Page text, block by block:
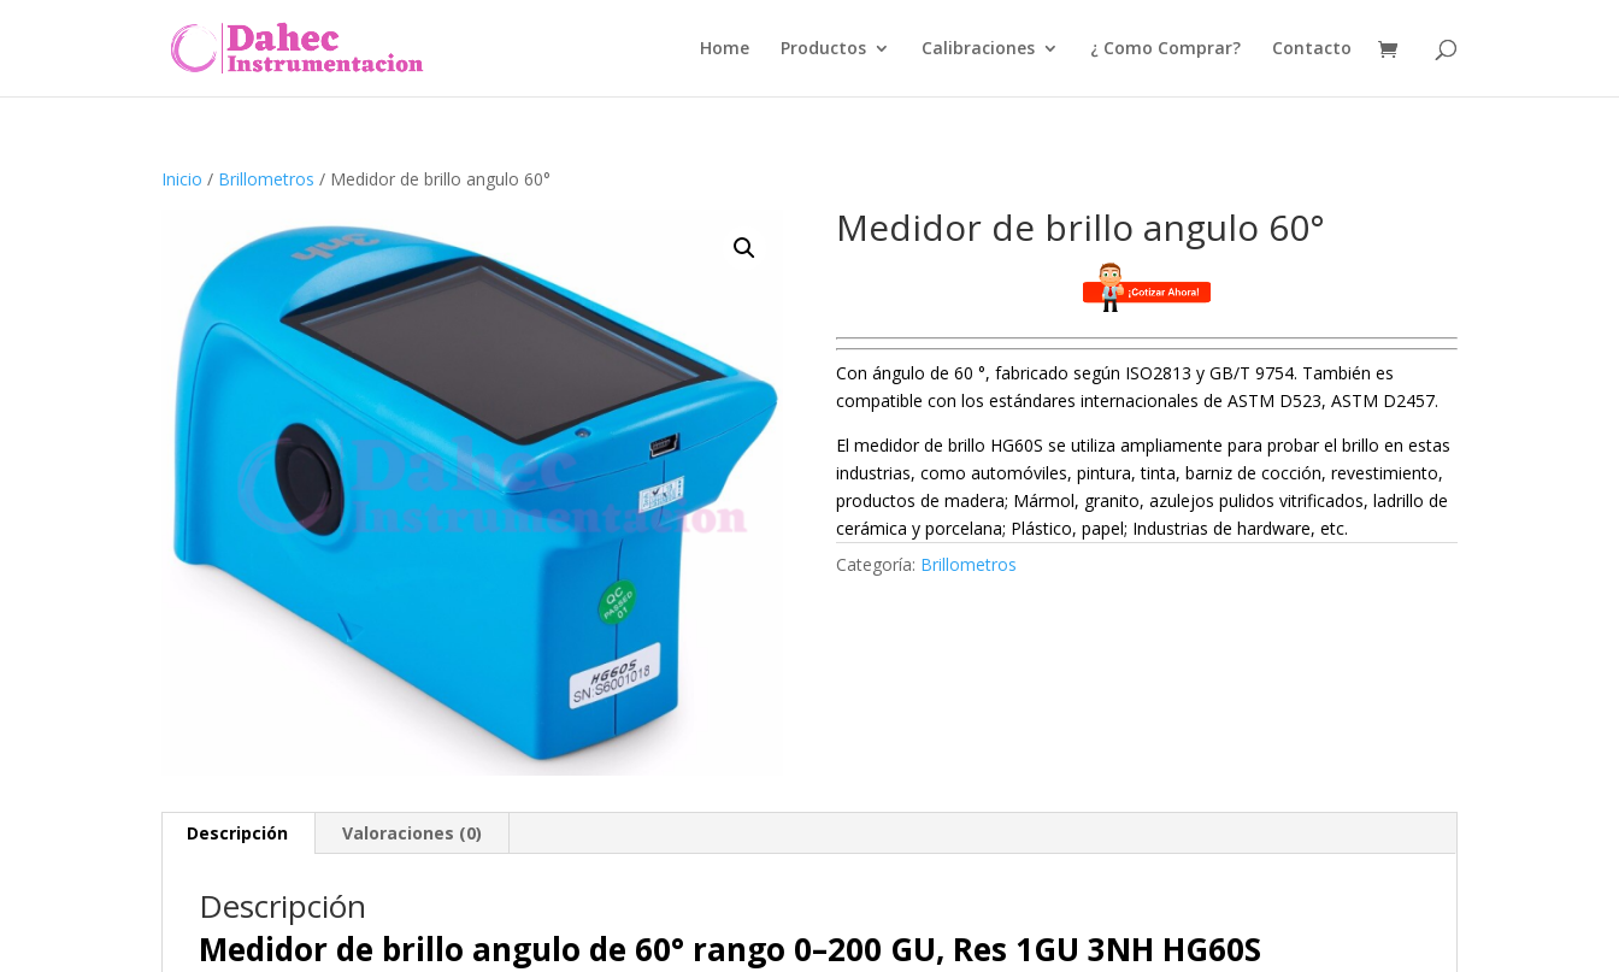
Home Productos Calibraciones ¿ Como Comprar? Contacto
Inicio / Brillometros / Medidor de brillo angulo 60°
Medidor de brillo angulo 60°
Con ángulo de 60 °, fabricado según ISO2813 y GB/T 9754. También es
compatible con los estándares internacionales de ASTM D523, ASTM D2457.
El medidor de brillo HG60S se utiliza ampliamente para probar el brillo en estas
industrias, como automóviles, pintura, tinta, barniz de cocción, revestimiento,
productos de madera; Mármol, granito, azulejos pulidos vitrificados, ladrillo de
cerámica y porcelana; Plástico, papel; Industrias de hardware, etc.
Categoría: Brillometros
Descripción Valoraciones (0)
Descripción
Medidor de brillo angulo de 60° rango 0–200 GU, Res 1GU 3NH HG60S